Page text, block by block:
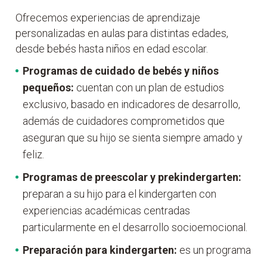
Ofrecemos experiencias de aprendizaje
personalizadas en aulas para distintas edades,
desde bebés hasta niños en edad escolar.
Programas de cuidado de bebés y niños
pequeños: cuentan con un plan de estudios
exclusivo, basado en indicadores de desarrollo,
además de cuidadores comprometidos que
aseguran que su hijo se sienta siempre amado y
feliz.
Programas de preescolar y prekindergarten:
preparan a su hijo para el kindergarten con
experiencias académicas centradas
particularmente en el desarrollo socioemocional.
Preparación para kindergarten: es un programa